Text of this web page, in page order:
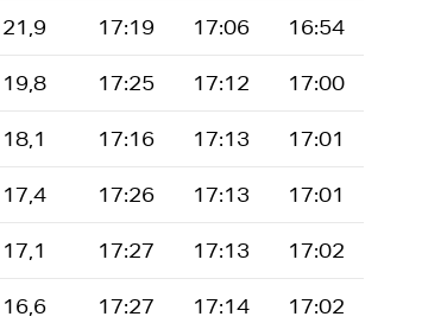
21,9 17:19 17:06 16:54
19,8 17:25 17:12 17:00
18,1 17:16 17:13 17:01
17,4 17:26 17:13 17:01
17,1 17:27 17:13 17:02
16,6 17:27 17:14 17:02